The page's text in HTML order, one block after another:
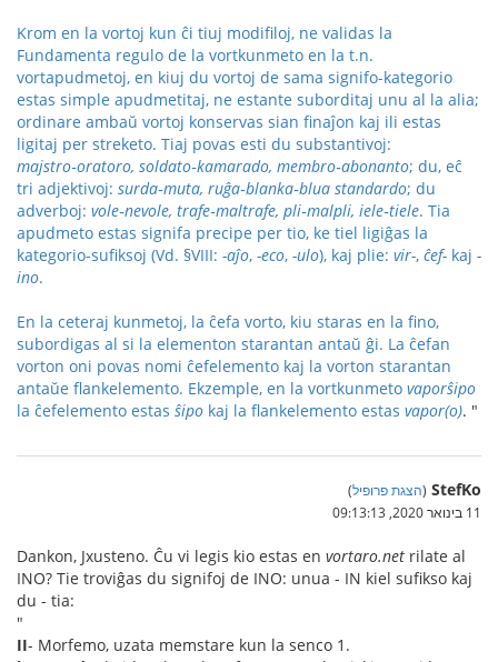
Krom en la vortoj kun ĉi tiuj modifiloj, ne validas la
Fundamenta regulo de la vortkunmeto en la t.n.
vortapudmetoj, en kiuj du vortoj de sama signifo-kategorio
estas simple apudmetitaj, ne estante suborditaj unu al la alia;
ordinare ambaŭ vortoj konservas sian finaĵon kaj ili estas
ligitaj per streketo. Tiaj povas esti du substantivoj:
majstro‑oratoro, soldato‑kamarado, membro‑abonanto; du, eĉ
tri adjektivoj: surda‑muta, ruĝa‑blanka‑blua standardo; du
adverboj: vole‑nevole, trafe‑maltrafe, pli‑malpli, iele‑tiele. Tia
apudmeto estas signifa precipe per tio, ke tiel ligiĝas la
kategorio-sufiksoj (Vd. §VIII: -aĵo, -eco, -ulo), kaj plie: vir-, ĉef- kaj -
ino.
En la ceteraj kunmetoj, la ĉefa vorto, kiu staras en la fino,
subordigas al si la elementon starantan antaŭ ĝi. La ĉefan
vorton oni povas nomi ĉefelemento kaj la vorton starantan
antaŭe flankelemento. Ekzemple, en la vortkunmeto vaporŝipo
la ĉefelemento estas ŝipo kaj la flankelemento estas vapor(o). "
StefKo
(הצגת פרופיל)
11 בינואר 2020, 09:13:13
Dankon, Jxusteno. Ĉu vi legis kio estas en vortaro.net rilate al
INO? Tie troviĝas du signifoj de INO: unua - IN kiel sufikso kaj
du - tia:
"
II- Morfemo, uzata memstare kun la senco 1.